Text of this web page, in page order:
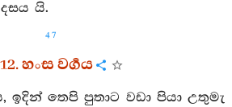
යි.
47
12. හංස වර්‍ගය
ඉදින් තෙපි පුතාට වඩා පියා උතුමැ